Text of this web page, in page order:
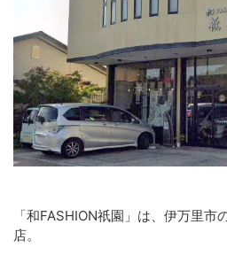
「和FASHION祇園」は、伊万里市
店。